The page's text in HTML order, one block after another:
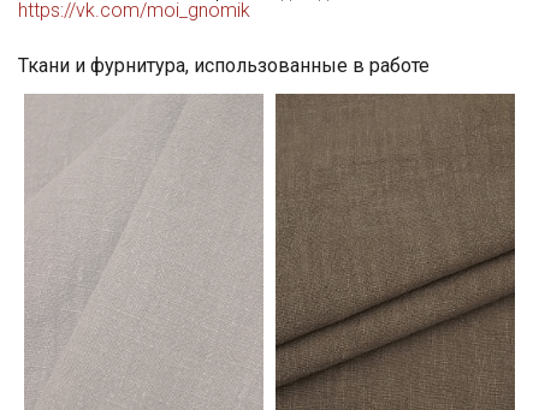
https://vk.com/moi_gnomik
Ткани и фурнитура, использованные в работе
Секретная рассылка от Купава
Мы публикуем здесь дополнительные
промокоды и скидки до 30% на узкие